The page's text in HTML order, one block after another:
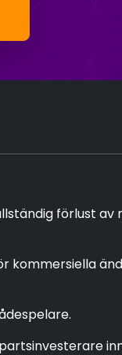
förlust
kommersiella